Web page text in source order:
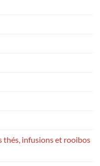
thés, infusions et rooibos